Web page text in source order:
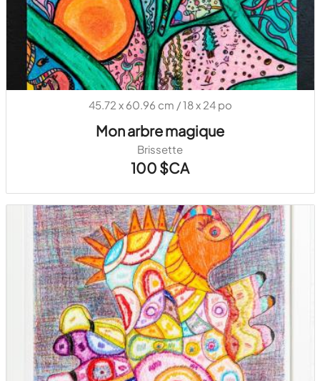
45.72 x 60.96 cm / 18 x 24 po
Mon arbre magique
Brissette
100 $CA